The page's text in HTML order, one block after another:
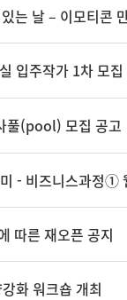
는 날 – 이모티콘
입주작가 1차 모집
풀(pool) 모집 공고
- 비즈니스과정①
따른 재오픈 공지
화 워크숍 개최